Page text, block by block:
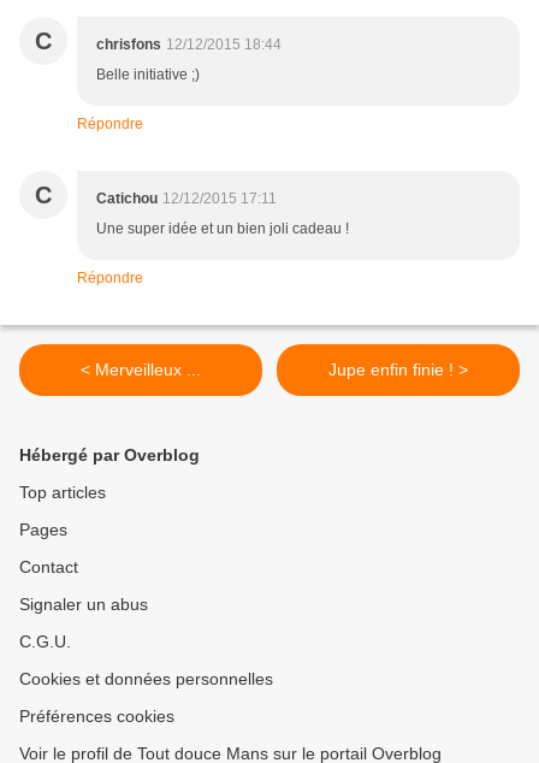
C chrisfons 12/12/2015 18:44
Belle initiative ;)
Répondre
C Catichou 12/12/2015 17:11
Une super idée et un bien joli cadeau !
Répondre
< Merveilleux ... Jupe enfin finie ! >
Hébergé par Overblog
Top articles
Pages
Contact
Signaler un abus
C.G.U.
Cookies et données personnelles
Préférences cookies
Voir le profil de Tout douce Mans sur le portail Overblog